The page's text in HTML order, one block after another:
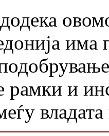
има
рамки и